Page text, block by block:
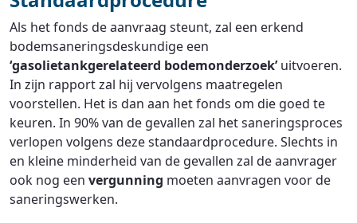
Als het fonds de aanvraag steunt, zal een erkend
bodemsaneringsdeskundige een
‘gasolietankgerelateerd bodemonderzoek’uitvoeren.
In zijn rapport zal hij vervolgens maatregelen
voorstellen. Het is dan aan het fonds om die goed te
keuren. In 90% van de gevallen zal het saneringsproces
verlopen volgens deze standaardprocedure. Slechts in
en kleine minderheid van de gevallen zal de aanvrager
ook nog een vergunning moeten aanvragen voor de
saneringswerken.